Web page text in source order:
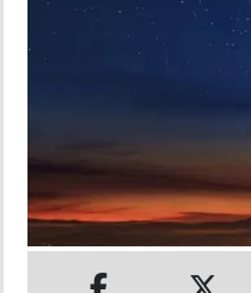
DEPORTES
INSÓLITAS